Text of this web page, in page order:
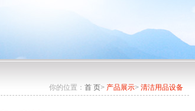
你的位置： 首 页> 产品展示> 清洁用品设备